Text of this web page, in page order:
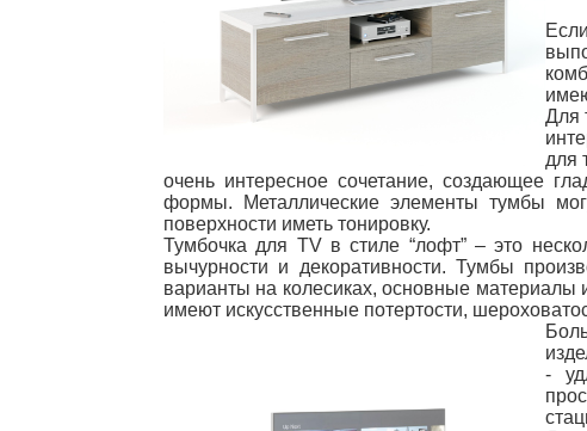
Для
для
очень интересное сочетание, создающее
формы. Металлические элементы тумбы
поверхности иметь тонировку.
Тумбочка для TV в стиле “лофт” – это
вычурности и декоративности. Тумбы
варианты на колесиках, основные
имеют искусственные потертости,
-